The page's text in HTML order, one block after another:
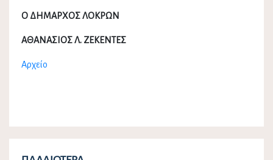
Ο ΔΗΜΑΡΧΟΣ ΛΟΚΡΩΝ
ΑΘΑΝΑΣΙΟΣ Λ. ΖΕΚΕΝΤΕΣ
Αρχείο